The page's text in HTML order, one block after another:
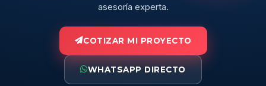
asesoría experta.
COTIZAR MI PROYECTO
WHATSAPP DIRECTO